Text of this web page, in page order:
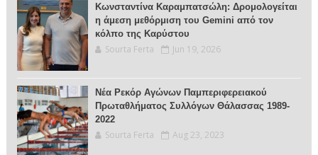
Κωνσταντίνα Καραμπατσώλη: Δρομολογείται
η άμεση μεθόρμιση του Gemini από τον
κόλπο της Καρύστου
Sourta Ferta Jun 19, 2026
Νέα Ρεκόρ Αγώνων Παμπεριφερειακού
Πρωταθλήματος Συλλόγων Θάλασσας 1989-
2022
Sourta Ferta Aug 23, 2023